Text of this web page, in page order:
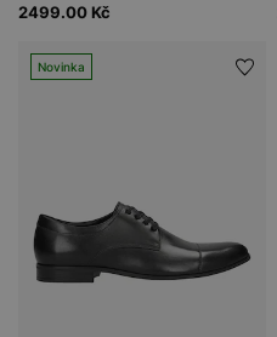
2499.00 Kč
Novinka